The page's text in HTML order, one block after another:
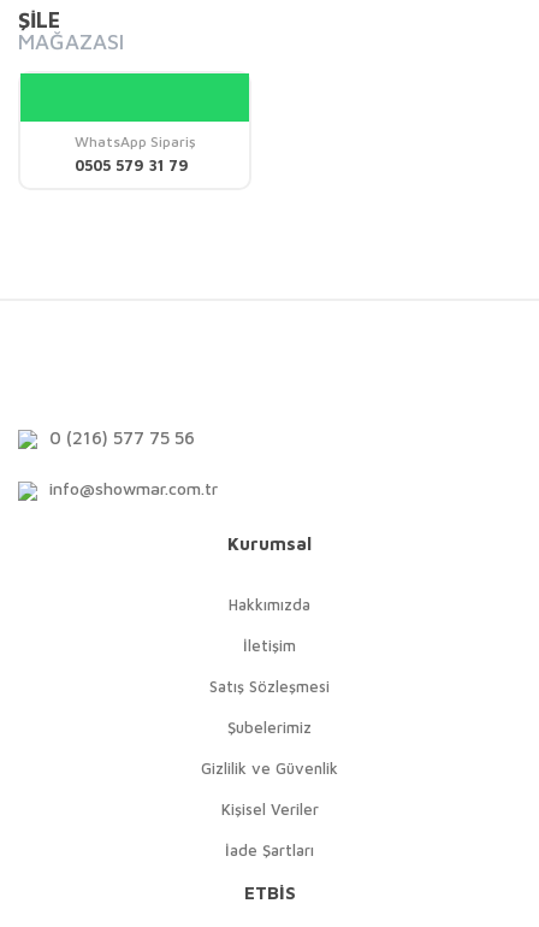
ŞİLE
MAĞAZASI
WhatsApp Sipariş
0505 579 31 79
0 (216) 577 75 56
info@showmar.com.tr
Kurumsal
Hakkımızda
İletişim
Satış Sözleşmesi
Şubelerimiz
Gizlilik ve Güvenlik
Kişisel Veriler
İade Şartları
ETBİS